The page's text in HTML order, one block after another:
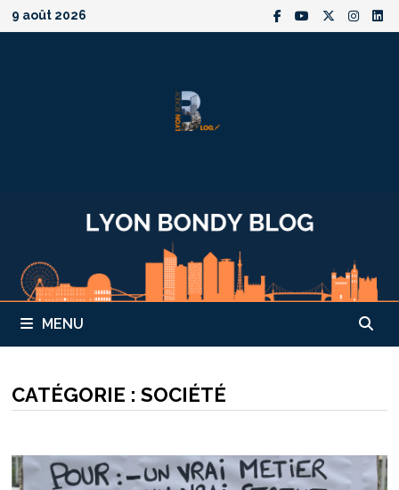
Passer
au
9 août 2026
MENU
CATÉGORIE : SOCIÉTÉ